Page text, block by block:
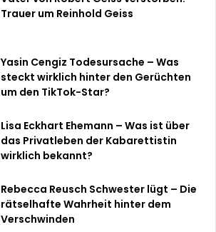
Trauer um Reinhold Geiss
Yasin Cengiz Todesursache – Was
steckt wirklich hinter den Gerüchten
um den TikTok-Star?
Lisa Eckhart Ehemann – Was ist über
das Privatleben der Kabarettistin
wirklich bekannt?
Rebecca Reusch Schwester lügt – Die
rätselhafte Wahrheit hinter dem
Verschwinden